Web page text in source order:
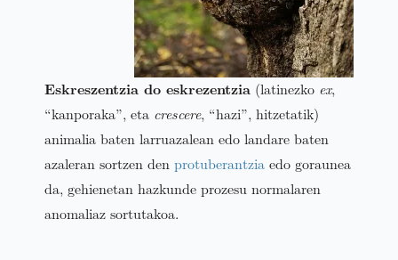
Eskreszentzia do eskrezentzia (latinezko ex,
“kanporaka”, eta crescere, “hazi”, hitzetatik)
animalia baten larruazalean edo landare baten
azaleran sortzen den protuberantzia edo goraunea
da, gehienetan hazkunde prozesu normalaren
anomaliaz sortutakoa.